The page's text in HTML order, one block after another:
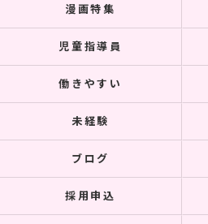
漫画特集
児童指導員
働きやすい
未経験
ブログ
採用申込